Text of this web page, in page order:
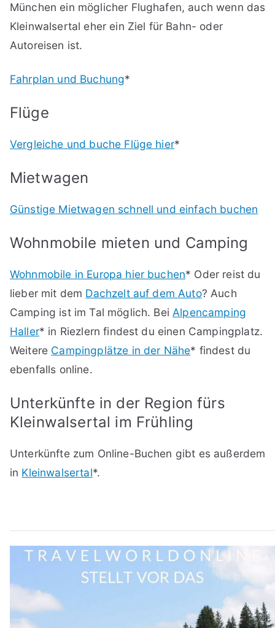
München ein möglicher Flughafen, auch wenn das
Kleinwalsertal eher ein Ziel für Bahn- oder
Autoreisen ist.
Fahrplan und Buchung*
Flüge
Vergleiche und buche Flüge hier*
Mietwagen
Günstige Mietwagen schnell und einfach buchen
Wohnmobile mieten und Camping
Wohnmobile in Europa hier buchen* Oder reist du
lieber mit dem Dachzelt auf dem Auto? Auch
Camping ist im Tal möglich. BeiAlpencamping
Haller* in Riezlern findest du einen Campingplatz.
Weitere Campingplätze in der Nähe* findest du
ebenfalls online.
Unterkünfte in der Region fürs
Kleinwalsertal im Frühling
Unterkünfte zum Online-Buchen gibt es außerdem
in Kleinwalsertal*.